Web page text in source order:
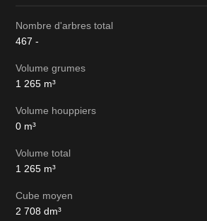
Nombre d'arbres total
467 -
Volume grumes
1 265 m³
Volume houppiers
0 m³
Volume total
1 265 m³
Cube moyen
2 708 dm³